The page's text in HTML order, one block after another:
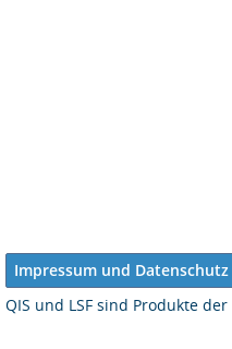
Impressum und Datenschutz
QIS und LSF sind Produkte der